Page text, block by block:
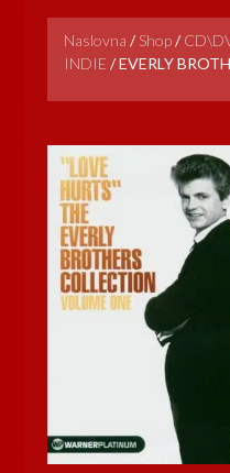
Naslovna / Shop/
INDIE /EVERLY